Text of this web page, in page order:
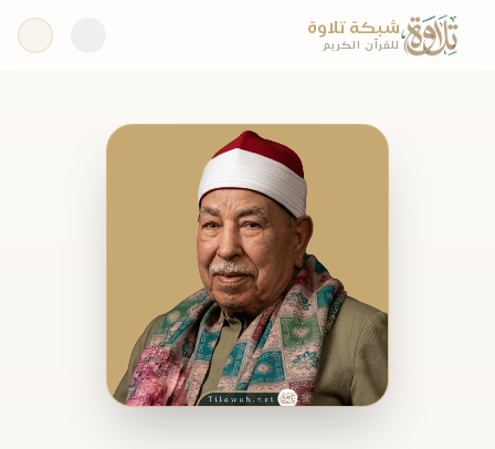
شبكة تلاوة
للقرآن الكريم